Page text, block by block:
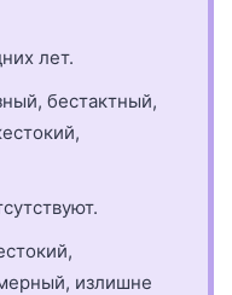
лет.
бестактный,
излишне